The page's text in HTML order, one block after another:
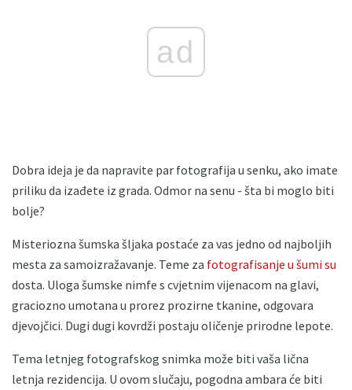
ad
Dobra ideja je da napravite par fotografija u senku, ako imate
priliku da izađete iz grada. Odmor na senu - šta bi moglo biti
bolje?
Misteriozna šumska šljaka postaće za vas jedno od najboljih
mesta za samoizražavanje. Teme za fotografisanje u šumi su
dosta. Uloga šumske nimfe s cvjetnim vijenacom na glavi,
graciozno umotana u prorez prozirne tkanine, odgovara
djevojčici. Dugi dugi kovrdži postaju oličenje prirodne lepote.
Tema letnjeg fotografskog snimka može biti vaša lična
letnja rezidencija. U ovom slučaju, pogodna ambara će biti